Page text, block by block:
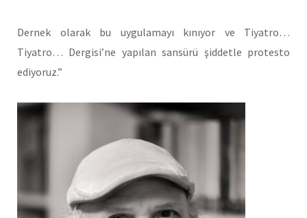
Dernek olarak bu uygulamayı kınıyor ve Tiyatro…
Tiyatro… Dergisi’ne yapılan sansürü şiddetle protesto
ediyoruz.”